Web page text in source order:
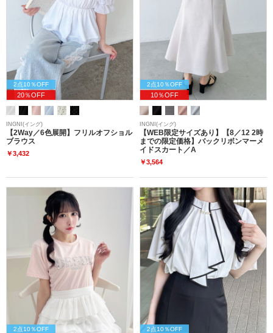
2点10％OFF
20％OFF
INGNI(イング)
【2Way／6色展開】フリルオフショル
ブラウス
￥3,432
2点10％OFF
10％OFF
INGNI(イング)
【WEB限定サイズあり】【8／12 2時
までの限定価格】バックリボンマーメ
イドスカート／A
￥3,564
2点10％OFF 2点10％OFF